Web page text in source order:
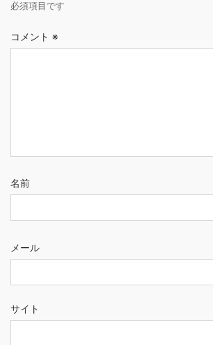
必須項目です
コメント ※
名前
メール
サイト